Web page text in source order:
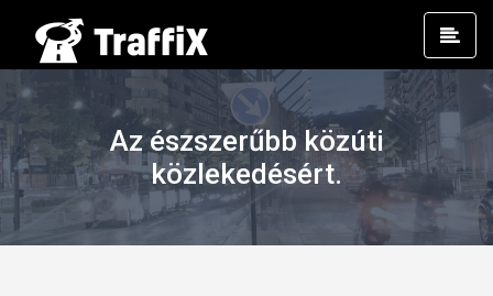
Az észszerűbb közúti
közlekedésért.